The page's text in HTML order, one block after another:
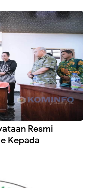
Resmi
Kepada